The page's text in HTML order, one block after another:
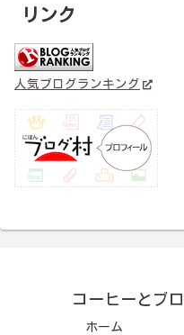
リンク
人気ブログランキング
コーヒーとブ
ホーム